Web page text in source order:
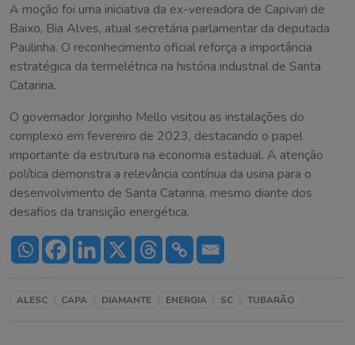
A moção foi uma iniciativa da ex-vereadora de Capivari de
Baixo, Bia Alves, atual secretária parlamentar da deputada
Paulinha. O reconhecimento oficial reforça a importância
estratégica da termelétrica na história industrial de Santa
Catarina.
O governador Jorginho Mello visitou as instalações do
complexo em fevereiro de 2023, destacando o papel
importante da estrutura na economia estadual. A atenção
política demonstra a relevância contínua da usina para o
desenvolvimento de Santa Catarina, mesmo diante dos
desafios da transição energética.
ALESC CAPA DIAMANTE ENERGIA SC TUBARÃO